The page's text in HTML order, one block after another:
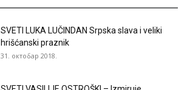
SVETI LUKA LUČINDAN Srpska slava i veliki
hrišćanski praznik
31. октобар 2018.